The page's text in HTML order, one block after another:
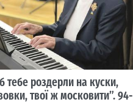
тебе роздерли на куски,
твої ж московити”. 94-